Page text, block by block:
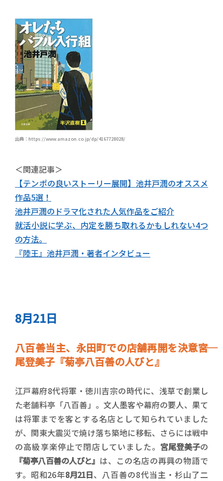
出典：https://www.amazon.co.jp/dp/4167728028/
＜関連記事＞
【テンポの良いストーリー展開】池井戸潤のオススメ
作品5選！
池井戸潤のドラマ化された人気作品をご紹介
就活小説に学ぶ、内定を勝ち取れるかもしれない4つ
の方法。
『陸王』池井戸潤・著者インタビュー
8月21日
八百善当主、永田町での店舗再開を決意――宮
尾登美子『菊亭八百善の人びと』
江戸幕府8代将軍・徳川吉宗の時代に、浅草で創業し
た老舗料亭「八百善」。文人墨客や幕府の要人、果て
は将軍までを客とする名店として知られていました
が、関東大震災で焼け落ち築地に移転、さらには戦中
の高級享楽停止で閉店していました。 宮尾登美子の
『菊亭八百善の人びと』 は、この名店の再興の物語で
す。昭和26年8月21日、八百善の8代当主・杉山了二